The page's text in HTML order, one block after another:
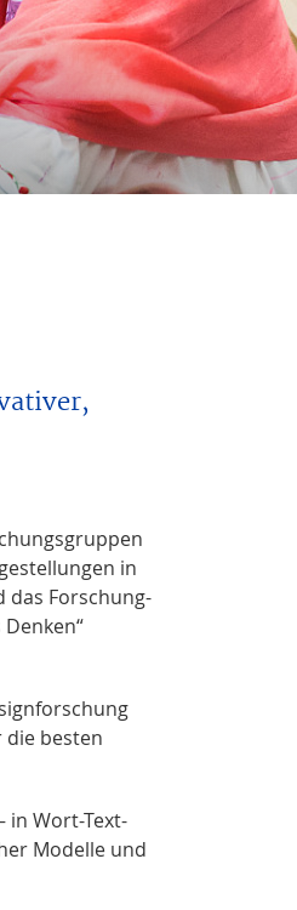
in
Forschung-
die besten
in Wort-Text-
Modelle und